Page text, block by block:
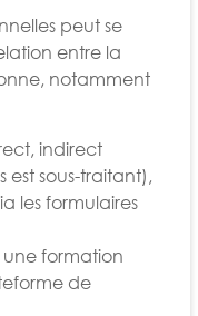
peut se
entre la
notamment
indirect
est sous-traitant),
les formulaires
une formation
de